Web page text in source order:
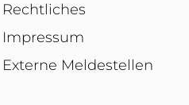
Rechtliches
Impressum
Externe Meldestellen